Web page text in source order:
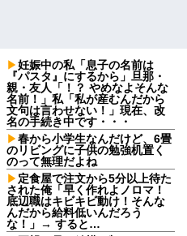
妊娠中の私「息子の名前は
『パスタ』にするから」旦那・
親・友人「！？ やめなよそんな
名前！」私「私が産むんだから
文句は言わせない！」現在、改
名の手続き中です・・・
春から小学生なんだけど、6畳
のリビングに子供の勉強机置く
のって無理だよね
定食屋で注文から5分以上待た
された俺「早く作れよノロマ！
底辺職はキビキビ動け！そんな
んだから給料低いんだろう
な！」→ すると…